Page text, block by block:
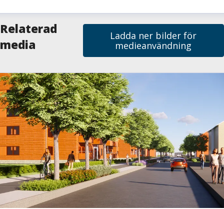
Sjölund
Pressansvarig
073-020 70 64
Relaterad
media
Ladda ner bilder för
medieanvändning